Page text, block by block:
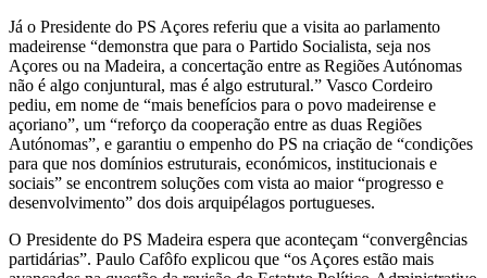
Já o Presidente do PS Açores referiu que a visita ao parlamento
madeirense “demonstra que para o Partido Socialista, seja nos
Açores ou na Madeira, a concertação entre as Regiões Autónomas
não é algo conjuntural, mas é algo estrutural.” Vasco Cordeiro
pediu, em nome de “mais benefícios para o povo madeirense e
açoriano”, um “reforço da cooperação entre as duas Regiões
Autónomas”, e garantiu o empenho do PS na criação de “condições
para que nos domínios estruturais, económicos, institucionais e
sociais” se encontrem soluções com vista ao maior “progresso e
desenvolvimento” dos dois arquipélagos portugueses.
O Presidente do PS Madeira espera que aconteçam “convergências
partidárias”. Paulo Cafôfo explicou que “os Açores estão mais